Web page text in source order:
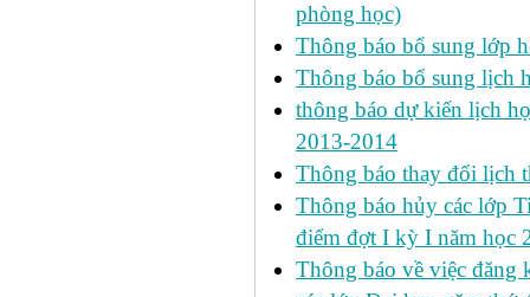
phòng học)
Thông báo bổ sung lớp
Thông báo bổ sung
thông báo dự kiến lịch
2013-2014
Thông báo thay đổi lịch
Thông báo hủy các lớp
điểm đợt I kỳ I năm học
Thông báo về việc đăng